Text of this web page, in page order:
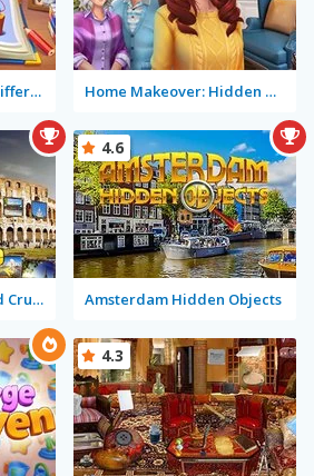
Rachel Holmes: Find Differences Home Makeover: Hidden Object
Hidden Objects: World Cruise Amsterdam Hidden Objects
4.6
4.3